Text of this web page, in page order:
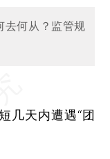
去何从？监管规
天内遭遇“团